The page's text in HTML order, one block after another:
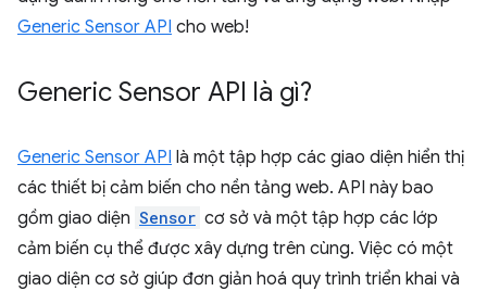
Generic Sensor API cho web!
Generic Sensor API là gì?
Generic Sensor API là một tập hợp các giao diện hiển thị
các thiết bị cảm biến cho nền tảng web. API này bao
gồm giao diện Sensor cơ sở và một tập hợp các lớp
cảm biến cụ thể được xây dựng trên cùng. Việc có một
giao diện cơ sở giúp đơn giản hoá quy trình triển khai và